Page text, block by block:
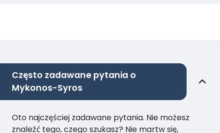
Często zadawane pytania o
Mykonos-Syros
Oto najczęściej zadawane pytania. Nie możesz
znaleźć tego, czego szukasz? Nie martw się,